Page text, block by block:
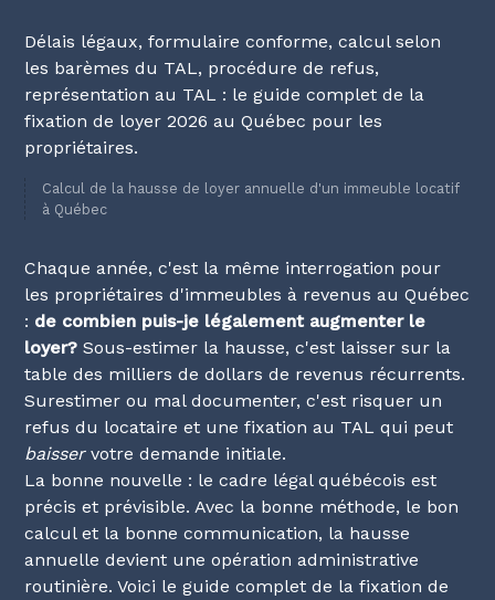
Délais légaux, formulaire conforme, calcul selon
les barèmes du TAL, procédure de refus,
représentation au TAL : le guide complet de la
fixation de loyer 2026 au Québec pour les
propriétaires.
Calcul de la hausse de loyer annuelle d'un immeuble locatif
à Québec
Chaque année, c'est la même interrogation pour
les propriétaires d'immeubles à revenus au Québec
: de combien puis-je légalement augmenter le
loyer? Sous-estimer la hausse, c'est laisser sur la
table des milliers de dollars de revenus récurrents.
Surestimer ou mal documenter, c'est risquer un
refus du locataire et une fixation au TAL qui peut
baisservotre demande initiale.
La bonne nouvelle : le cadre légal québécois est
précis et prévisible. Avec la bonne méthode, le bon
calcul et la bonne communication, la hausse
annuelle devient une opération administrative
routinière. Voici le guide complet de la fixation de